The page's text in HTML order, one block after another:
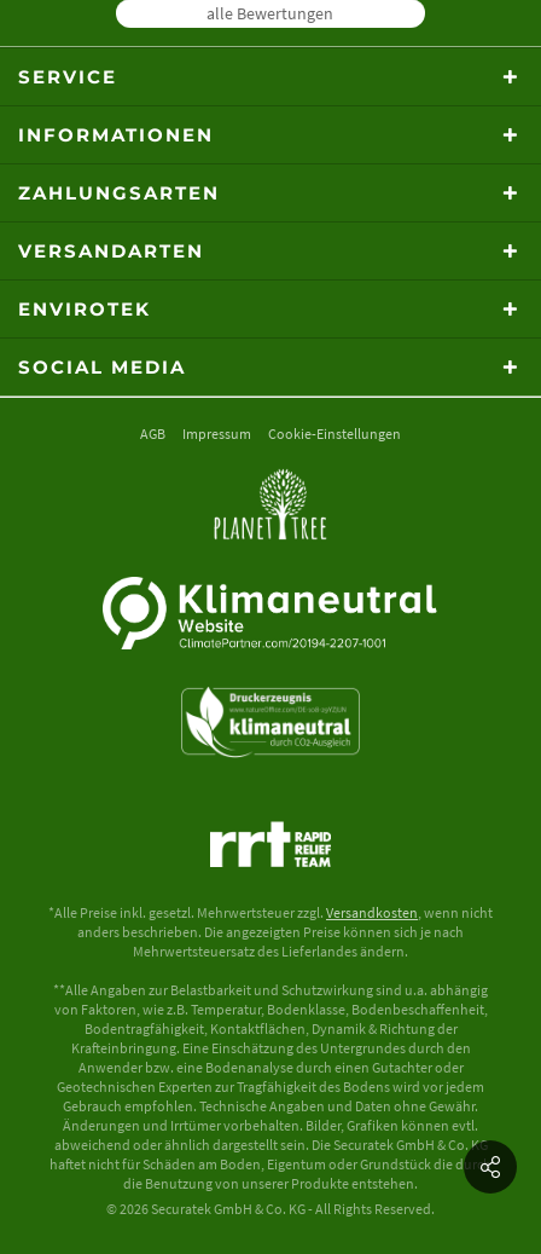
alle Bewertungen
SERVICE
INFORMATIONEN
ZAHLUNGSARTEN
VERSANDARTEN
ENVIROTEK
SOCIAL MEDIA
AGB Impressum Cookie-Einstellungen
*Alle Preise inkl. gesetzl. Mehrwertsteuer zzgl. Versandkosten , wenn nicht
anders beschrieben. Die angezeigten Preise können sich je nach
Mehrwertsteuersatz des Lieferlandes ändern.
**Alle Angaben zur Belastbarkeit und Schutzwirkung sind u.a. abhängig
von Faktoren, wie z.B. Temperatur, Bodenklasse, Bodenbeschaffenheit,
Bodentragfähigkeit, Kontaktflächen, Dynamik & Richtung der
Krafteinbringung. Eine Einschätzung des Untergrundes durch den
Anwender bzw. eine Bodenanalyse durch einen Gutachter oder
Geotechnischen Experten zur Tragfähigkeit des Bodens wird vor jedem
Gebrauch empfohlen. Technische Angaben und Daten ohne Gewähr.
Änderungen und Irrtümer vorbehalten. Bilder, Grafiken können evtl.
abweichend oder ähnlich dargestellt sein. Die Securatek GmbH & Co. KG
haftet nicht für Schäden am Boden, Eigentum oder Grundstück die durch
die Benutzung von unserer Produkte entstehen.
© 2026 Securatek GmbH & Co. KG - All Rights Reserved.